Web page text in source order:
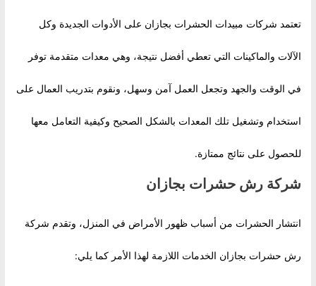
تعتمد شركات مبيدات الحشرات بجازان على الأدوات الجديدة وكل
الآلات والماكينات التي تعطي أفضل نتيجة، وهي معدات متقدمة توفر
في الوقت والجهد وتجعل العمل آمن وسهل، ونقوم بتدريب العمال على
استخدام وتشغيل تلك المعدات بالشكل الصحيح وكيفية التعامل معها
للحصول على نتائج ممتازة.
شركة رش حشرات بجازان
انتشار الحشرات من أسباب ظهور الأمراض في المنزل، وتقدم شركة
رش حشرات بجازان الخدمات اللازمة لهذا الأمر كما يلي: